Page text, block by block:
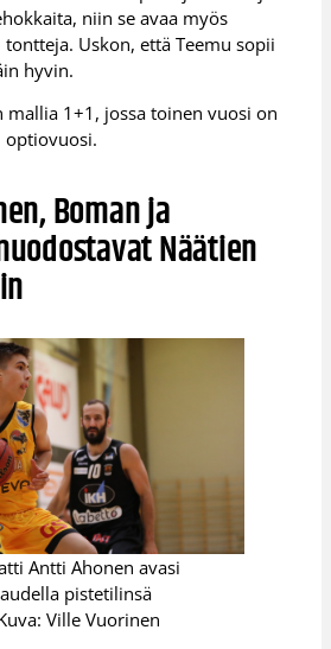
niin se avaa myös
Uskon, että Teemu sopii
hyvin.
mallia 1+1, jossa toinen vuosi on
Boman ja
Näätien
Antti Ahonen avasi
pistetilinsä
Ville Vuorinen